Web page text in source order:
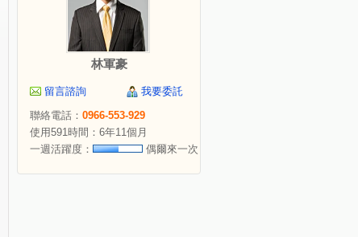
林軍豪
留言諮詢
我要委託
聯絡電話： 0966-553-929
使用591時間：6年11個月
一週活躍度：
偶爾來一次